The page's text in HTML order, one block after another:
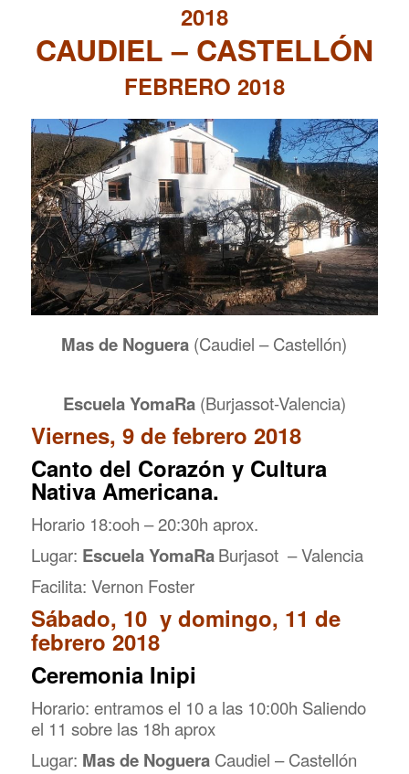
2018
CAUDIEL – CASTELLÓN
FEBRERO 2018
Mas de Noguera (Caudiel – Castellón)
Escuela YomaRa(Burjassot-Valencia)
Viernes, 9 de febrero 2018
Canto del Corazón y Cultura
Nativa Americana.
Horario 18:ooh – 20:30h aprox.
Lugar: Escuela YomaRa Burjasot – Valencia
Facilita: Vernon Foster
Sábado, 10 y domingo, 11 de
febrero 2018
Ceremonia Inipi
Horario: entramos el 10 a las 10:00h Saliendo
el 11 sobre las 18h aprox
Lugar: Mas de NogueraCaudiel – Castellón